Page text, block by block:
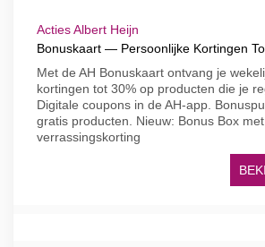
Acties Albert Heijn
Bonuskaart — Persoonlijke Kortingen
Met de AH Bonuskaart ontvang je
kortingen tot 30% op producten die je
Digitale coupons in de AH-app.
gratis producten. Nieuw: Bonus Box met
verrassingskorting